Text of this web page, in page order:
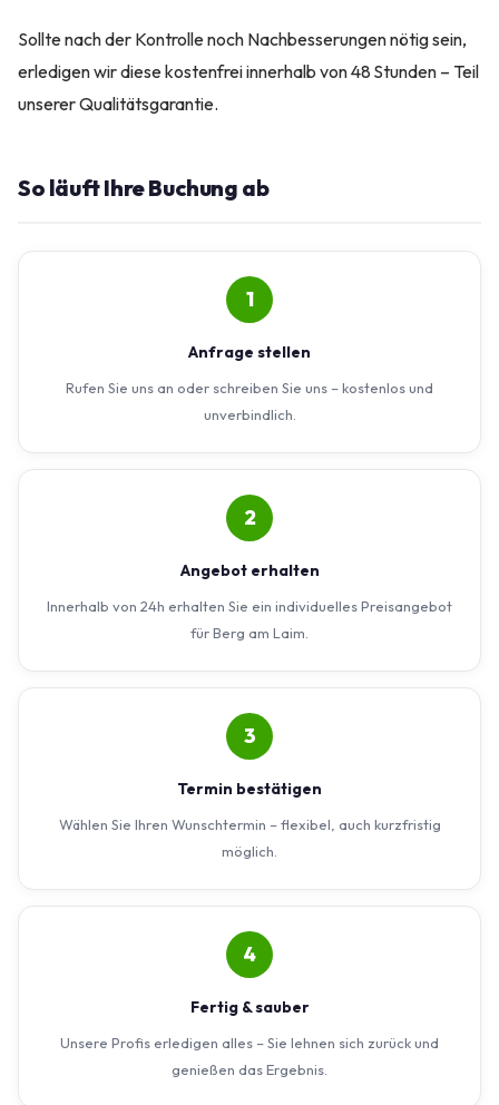
Sollte nach der Kontrolle noch Nachbesserungen nötig sein,
erledigen wir diese kostenfrei innerhalb von 48 Stunden – Teil
unserer Qualitätsgarantie.
So läuft Ihre Buchung ab
1
Anfrage stellen
Rufen Sie uns an oder schreiben Sie uns – kostenlos und
unverbindlich.
2
Angebot erhalten
Innerhalb von 24h erhalten Sie ein individuelles Preisangebot
für Berg am Laim.
3
Termin bestätigen
Wählen Sie Ihren Wunschtermin – flexibel, auch kurzfristig
möglich.
4
Fertig & sauber
Unsere Profis erledigen alles – Sie lehnen sich zurück und
genießen das Ergebnis.